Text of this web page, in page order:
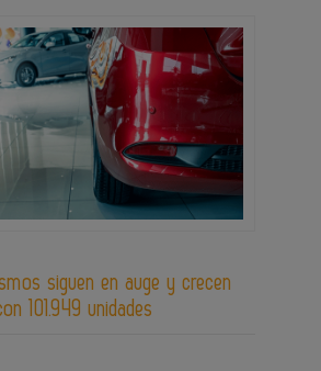
siguen en auge y crecen
101.949 unidades